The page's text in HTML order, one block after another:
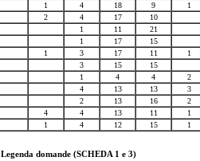
1 4 18 9
1
2 4 17
10
1 11
21
1 17
15
1 3 17 11
1
3 15
15
1 4 4
2
4 13 13
3
2 13 16
2
4 4 13 11
1
1 4 12 15 1
Legenda domande (SCHEDA 1 e 3)